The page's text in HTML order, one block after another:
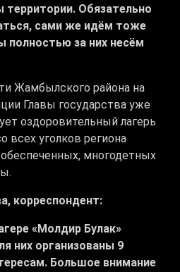
территории. Обязательно
сами же идём тоже
полностью за них несём
Жамбылского района на
Главы государства уже
оздоровительный лагерь
всех уголков региона
многодетных
корреспондент:
«Молдир Булак»
них организованы 9
Большое внимание